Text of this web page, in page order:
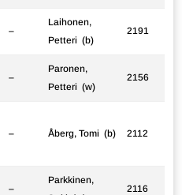
–
Laihonen,
Petteri (b)
2191
–
Paronen,
Petteri (w)
2156
– Åberg, Tomi (b) 2112
–
Parkkinen,
2116